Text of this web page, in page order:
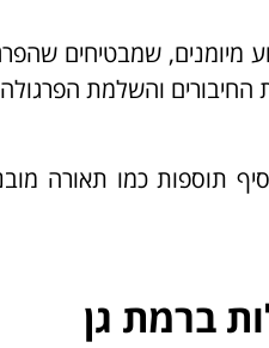
מיומנים, שמבטיחים
והשלמת
תוספות כמו תאורה
ברמת גן